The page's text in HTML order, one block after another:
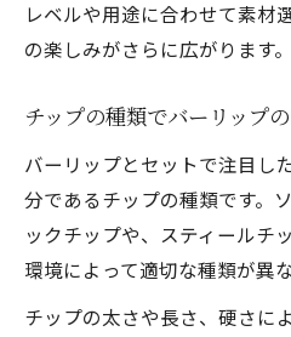
レベルや用途に合わせて素材
の楽しみがさらに広がります。
チップの種類でバーリップ
バーリップとセットで注目し
分であるチップの種類です。
ックチップや、スティールチ
環境によって適切な種類が異な
チップの太さや長さ、硬さに